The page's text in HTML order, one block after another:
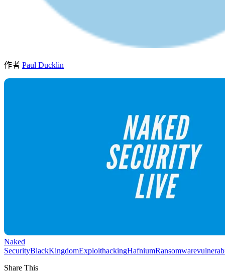
作者 Paul Ducklin
Naked
SecurityBlackKingdomExploithackingHafniumRansomware
Share This